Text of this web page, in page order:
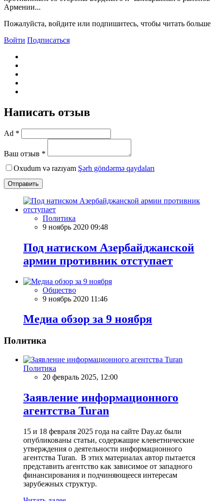
Армении...
Пожалуйста, войдите или подпишитесь, чтобы читать больше
Войти Подписаться
Написать отзыв
Ad *
Ваш отзыв *
Oxudum və razıyam Şərh göndərmə qaydaları
Отправить
Политика
9 ноябрь 2020 09:48
Под натиском Азербайджанской
армии противник отступает
Общество
9 ноябрь 2020 11:46
Meдиа обзор за 9 ноября
Политика
Политика
20 февраль 2025, 12:00
Заявление информационного
агентства Turan
15 и 18 февраля 2025 года на сайте Day.az были
опубликованы статьи, содержащие клеветнические
утверждения о деятельности информационного
агентства Turan. В этих материалах автор пытается
представить агентство как зависимое от западного
финансирования и подчиняющееся интересам
зарубежных структур.